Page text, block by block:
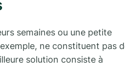
semaines ou une petite
ne constituent pas
solution consiste à